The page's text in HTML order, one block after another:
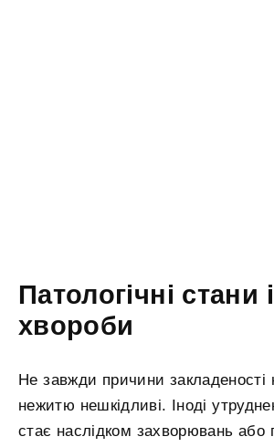
Патологічні стани і
хвороби
Не завжди причини закладеності
нежитю нешкідливі. Іноді
стає наслідком захворювань або